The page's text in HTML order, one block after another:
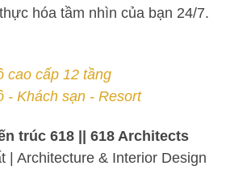
hóa tầm nhìn của bạn 24/7.
cao cấp 12 tầng
- Khách sạn - Resort
trúc 618 || 618 Architects
| Architecture & Interior Design